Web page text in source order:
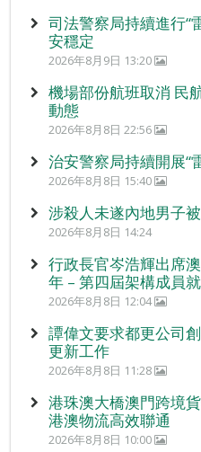
司法警察局持續進行“
安穩定
2026年8月9日 13:20
機場部份航班取消 民
動態
2026年8月8日 22:56
治安警察局持續開展“
2026年8月8日 15:40
涉殺人未遂內地男子
2026年8月8日 14:24
行政長官岑浩輝出席
年 – 第四屆架構成員就
2026年8月8日 12:04
譚偉文要求都更公司
更新工作
2026年8月8日 11:28
港珠澳大橋澳門跨境
港澳物流高效聯通
2026年8月8日 10:00